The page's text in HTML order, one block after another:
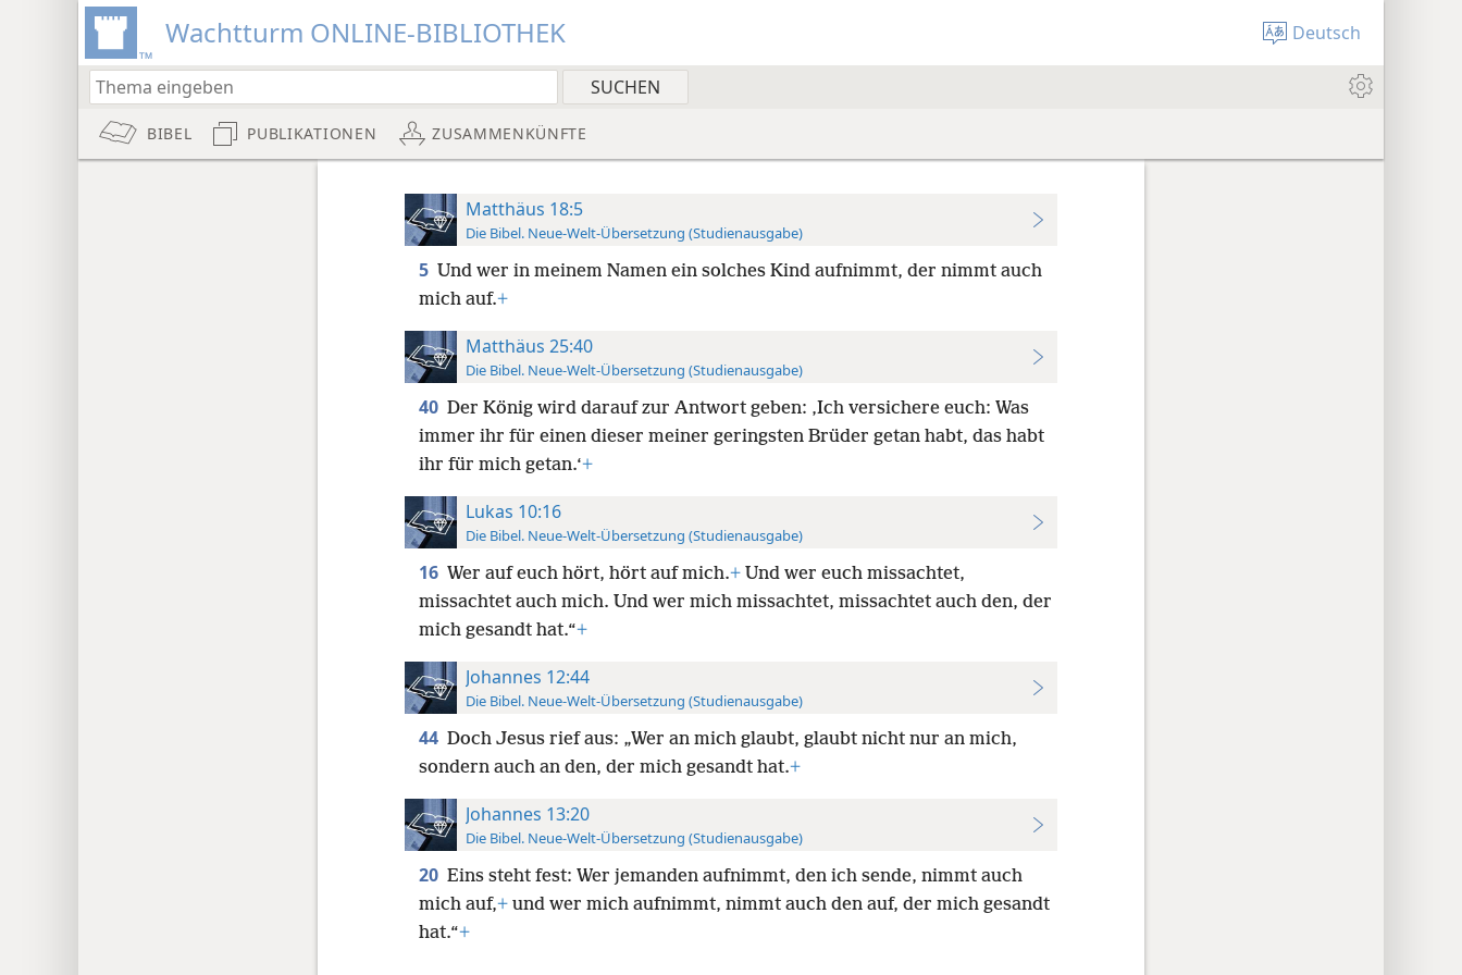
Wachtturm ONLINE-BIBLIOTHEK Deutsch
BIBEL PUBLIKATIONEN ZUSAMMENKÜNFTE
Matthäus 18:5
Die Bibel. Neue-Welt-Übersetzung (Studienausgabe)
5 Und wer in meinem Namen ein solches Kind aufnimmt, der nimmt auch
mich auf.+
Matthäus 25:40
Die Bibel. Neue-Welt-Übersetzung (Studienausgabe)
40 Der König wird darauf zur Antwort geben: ‚Ich versichere euch: Was
immer ihr für einen dieser meiner geringsten Brüder getan habt, das habt
ihr für mich getan.‘+
Lukas 10:16
Die Bibel. Neue-Welt-Übersetzung (Studienausgabe)
16 Wer auf euch hört, hört auf mich.+Und wer euch missachtet,
missachtet auch mich. Und wer mich missachtet, missachtet auch den, der
mich gesandt hat.“+
Johannes 12:44
Die Bibel. Neue-Welt-Übersetzung (Studienausgabe)
44 Doch Jesus rief aus: „Wer an mich glaubt, glaubt nicht nur an mich,
sondern auch an den, der mich gesandt hat.+
Johannes 13:20
Die Bibel. Neue-Welt-Übersetzung (Studienausgabe)
20 Eins steht fest: Wer jemanden aufnimmt, den ich sende, nimmt auch
mich auf,+und wer mich aufnimmt, nimmt auch den auf, der mich gesandt
hat.“+